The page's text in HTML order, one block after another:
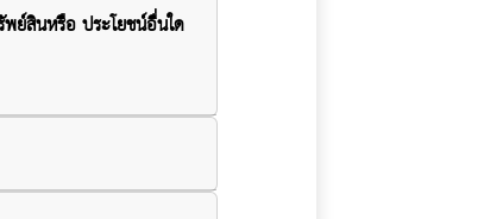
พย์สินหรือ ประโยชน์อื่นใด